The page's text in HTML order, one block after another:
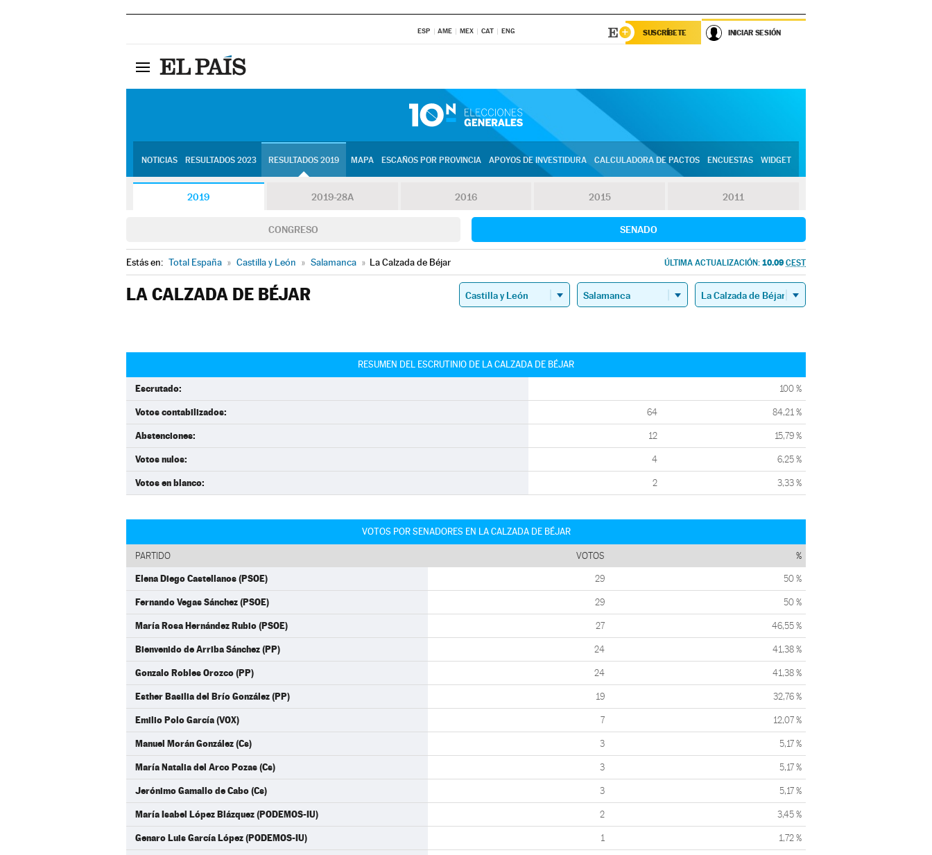
ESP AME MEX CAT ENG SUSCRÍBETE INICIAR SESIÓN
NOTICIAS RESULTADOS 2023 RESULTADOS 2019 MAPA ESCAÑOS POR PROVINCIA APOYOS DE INVESTIDURA CALCULADORA DE PACTOS ENCUESTAS WIDGET
2019 2019-28A 2016 2015 2011
CONGRESO SENADO
Estás en: Total España » Castilla y León » Salamanca » La Calzada de Béjar ÚLTIMA ACTUALIZACIÓN: 10.09 CEST
LA CALZADA DE BÉJAR
RESUMEN DEL ESCRUTINIO DE LA CALZADA DE BÉJAR
Escrutado: 100 %
Votos contabilizados: 64 84,21 %
Abstenciones: 12 15,79 %
Votos nulos: 4 6,25 %
Votos en blanco: 2 3,33 %
VOTOS POR SENADORES EN LA CALZADA DE BÉJAR
PARTIDO VOTOS %
Elena Diego Castellanos (PSOE) 29 50 %
Fernando Vegas Sánchez (PSOE) 29 50 %
María Rosa Hernández Rubio (PSOE) 27 46,55 %
Bienvenido de Arriba Sánchez (PP) 24 41,38 %
Gonzalo Robles Orozco (PP) 24 41,38 %
Esther Basilia del Brío González (PP) 19 32,76 %
Emilio Polo García (VOX) 7 12,07 %
Manuel Morán González (Cs) 3 5,17 %
María Natalia del Arco Pozas (Cs) 3 5,17 %
Jerónimo Gamallo de Cabo (Cs) 3 5,17 %
María Isabel López Blázquez (PODEMOS-IU) 2 3,45 %
Genaro Luis García López (PODEMOS-IU) 1 1,72 %